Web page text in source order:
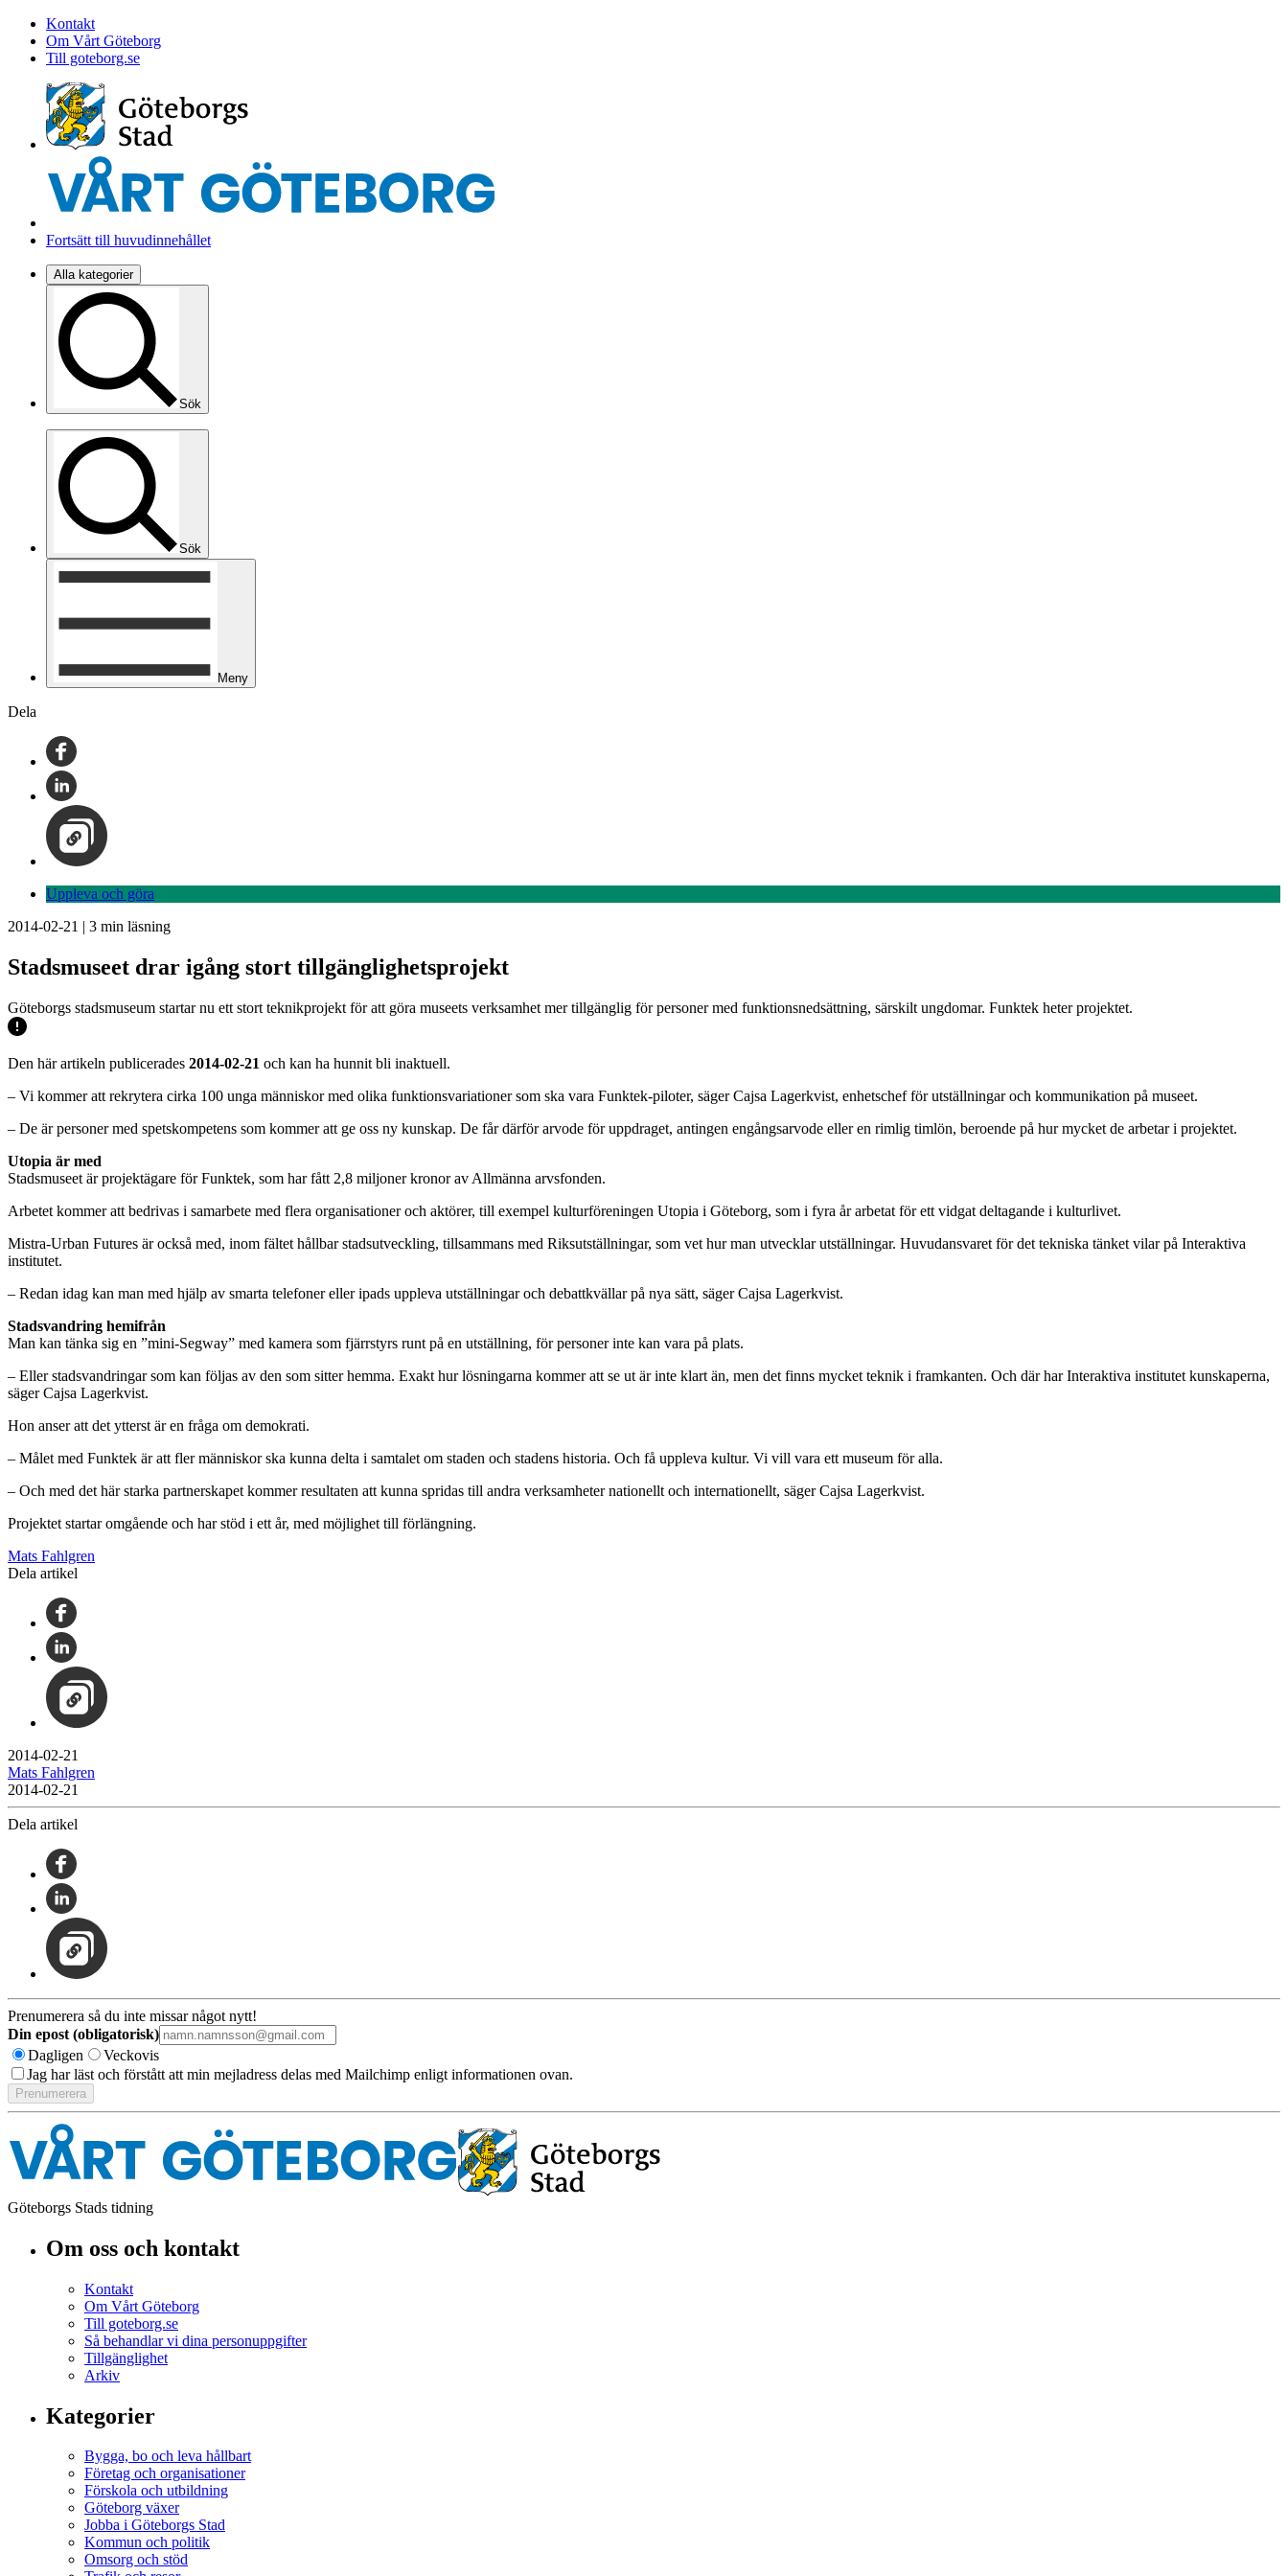
Kontakt
Om Vårt Göteborg
Till goteborg.se
Fortsätt till huvudinnehållet
Alla kategorier
Sök
Sök
Meny
Dela
Uppleva och göra
2014-02-21 | 3 min läsning
Stadsmuseet drar igång stort tillgänglighetsprojekt
Göteborgs stadsmuseum startar nu ett stort teknikprojekt för att göra museets verksamhet mer tillgänglig för personer med funktionsnedsättning, särskilt ungdomar. Funktek heter projektet.
Den här artikeln publicerades 2014-02-21 och kan ha hunnit bli inaktuell.
– Vi kommer att rekrytera cirka 100 unga människor med olika funktionsvariationer som ska vara Funktek-piloter, säger Cajsa Lagerkvist, enhetschef för utställningar och kommunikation på museet.
– De är personer med spetskompetens som kommer att ge oss ny kunskap. De får därför arvode för uppdraget, antingen engångsarvode eller en rimlig timlön, beroende på hur mycket de arbetar i projektet.
Utopia är med
Stadsmuseet är projektägare för Funktek, som har fått 2,8 miljoner kronor av Allmänna arvsfonden.
Arbetet kommer att bedrivas i samarbete med flera organisationer och aktörer, till exempel kulturföreningen Utopia i Göteborg, som i fyra år arbetat för ett vidgat deltagande i kulturlivet.
Mistra-Urban Futures är också med, inom fältet hållbar stadsutveckling, tillsammans med Riksutställningar, som vet hur man utvecklar utställningar. Huvudansvaret för det tekniska tänket vilar på Interaktiva
institutet.
– Redan idag kan man med hjälp av smarta telefoner eller ipads uppleva utställningar och debattkvällar på nya sätt, säger Cajsa Lagerkvist.
Stadsvandring hemifrån
Man kan tänka sig en ”mini-Segway” med kamera som fjärrstyrs runt på en utställning, för personer inte kan vara på plats.
– Eller stadsvandringar som kan följas av den som sitter hemma. Exakt hur lösningarna kommer att se ut är inte klart än, men det finns mycket teknik i framkanten. Och där har Interaktiva institutet kunskaperna,
säger Cajsa Lagerkvist.
Hon anser att det ytterst är en fråga om demokrati.
– Målet med Funktek är att fler människor ska kunna delta i samtalet om staden och stadens historia. Och få uppleva kultur. Vi vill vara ett museum för alla.
– Och med det här starka partnerskapet kommer resultaten att kunna spridas till andra verksamheter nationellt och internationellt, säger Cajsa Lagerkvist.
Projektet startar omgående och har stöd i ett år, med möjlighet till förlängning.
Mats Fahlgren
Dela artikel
2014-02-21
Mats Fahlgren
2014-02-21
Dela artikel
Prenumerera så du inte missar något nytt!
Din epost (obligatorisk)
Dagligen
Veckovis
Jag har läst och förstått att min mejladress delas med Mailchimp enligt informationen ovan.
Göteborgs Stads tidning
Om oss och kontakt
Kontakt
Om Vårt Göteborg
Till goteborg.se
Så behandlar vi dina personuppgifter
Tillgänglighet
Arkiv
Kategorier
Bygga, bo och leva hållbart
Företag och organisationer
Förskola och utbildning
Göteborg växer
Jobba i Göteborgs Stad
Kommun och politik
Omsorg och stöd